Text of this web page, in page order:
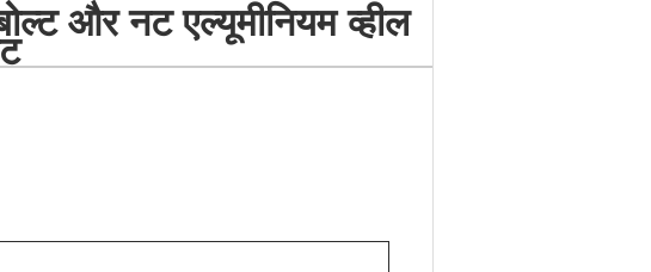
और नट एल्यूमीनियम व्हील